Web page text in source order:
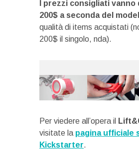
I prezzi consigliati vanno
200$ a seconda del
qualità di items acquistati
200$ il singolo, nda).
Per viedere all’opera il
visitate la pagina ufficiale
Kickstarter.